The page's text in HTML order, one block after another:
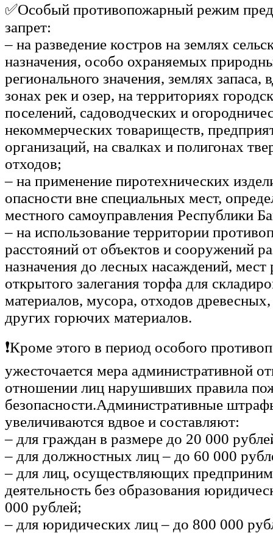
✅Особый противопожарный режим
запрет:
– на разведение костров на землях
назначения, особо охраняемых
регионального значения, землях запаса,
зонах рек и озер, на территориях
поселений, садоводческих и
некоммерческих товариществ,
организаций, на свалках и полигонах
отходов;
– на применение пиротехнических
опасности вне специальных мест,
местного самоуправления Республики
– на использование территории
расстояний от объектов и сооружений
назначения до лесных насаждений, мест
открытого залегания торфа для
материалов, мусора, отходов
других горючих материалов.
❗Кроме этого в период особого
ужесточается мера административной
отношении лиц нарушивших правила
безопасности.Административные
увеличиваются вдвое и составляют:
– для граждан в размере до 20 000
– для должностных лиц – до 60 000
– для лиц, осуществляющих
деятельность без образования
000 рублей;
– для юридических лиц – до 800 000